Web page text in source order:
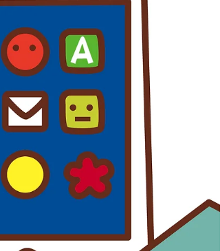
③ 変更期間１日目 １月１４日
（水）１８時 ④ 変更期間２日目
＜確定＞ １月１５日（木）１６時
※ 一定期間が過ぎると情報が消去
れます。 ※ １月１５日（木）１６時
が 、最終倍率になります。 ☘️他のブ
グもよろしければどうぞ みんなニコニ
コ クリスマス会 みんなが笑顔いっぱ
でニコニコのクリスマス会でした。 さ
いたま桜高等学園の見学 小中学生向け
の授業見学のご案内です。 カフェ桜家
の営業日のご紹介もあります。 高校入
試の合理的配慮① 高校入試の合理的配